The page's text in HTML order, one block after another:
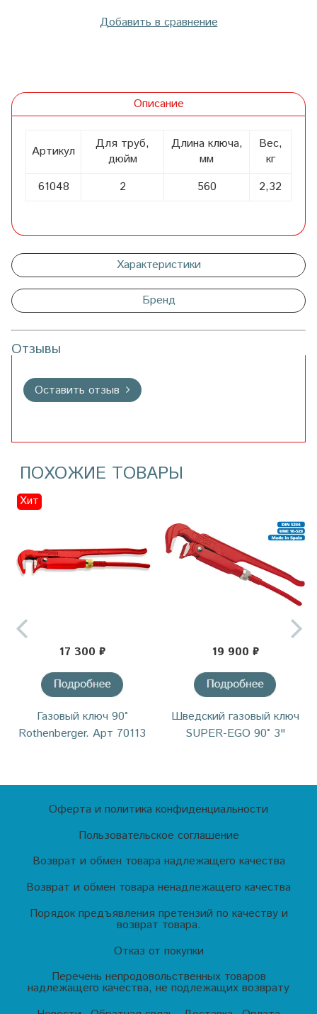
Добавить в сравнение
Описание
Артикул
Для труб,
дюйм
Длина ключа,
мм
Вес,
кг
61048
2 560 2,32
Характеристики
Бренд
Отзывы
Оставить отзыв
ПОХОЖИЕ ТОВАРЫ
Хит
17 300 ₽
Газовый ключ 90°
Rothenberger. Арт 70113
19 900 ₽
Шведский газовый ключ
SUPER-EGO 90° 3"
Оферта и политика конфиденциальности
Пользовательское соглашение
Возврат и обмен товара надлежащего качества
Возврат и обмен товара ненадлежащего качества
Порядок предъявления претензий по качеству и
возврат товара.
Отказ от покупки
Перечень непродовольственных товаров
надлежащего качества, не подлежащих возврату